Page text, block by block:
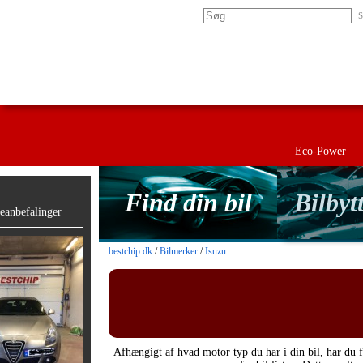
Eco-Power
Find din bil
bestchip.dk /Bilmerker /Isuzu
Afhængigt af hvad motor typ du har i din bil, har du